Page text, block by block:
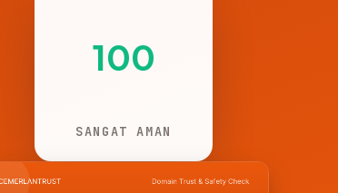
100
SANGAT AMAN